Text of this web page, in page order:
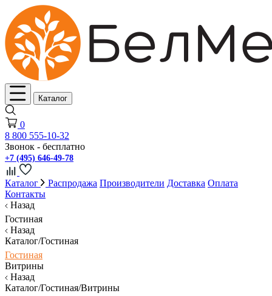
Каталог
0
8 800 555-10-32
Звонок - бесплатно
+7 (495) 646-49-78
Каталог Распродажа Производители Доставка Оплата
Контакты
Назад
Гостиная
Назад
Каталог/Гостиная
Гостиная
Витрины
Назад
Каталог/Гостиная/Витрины